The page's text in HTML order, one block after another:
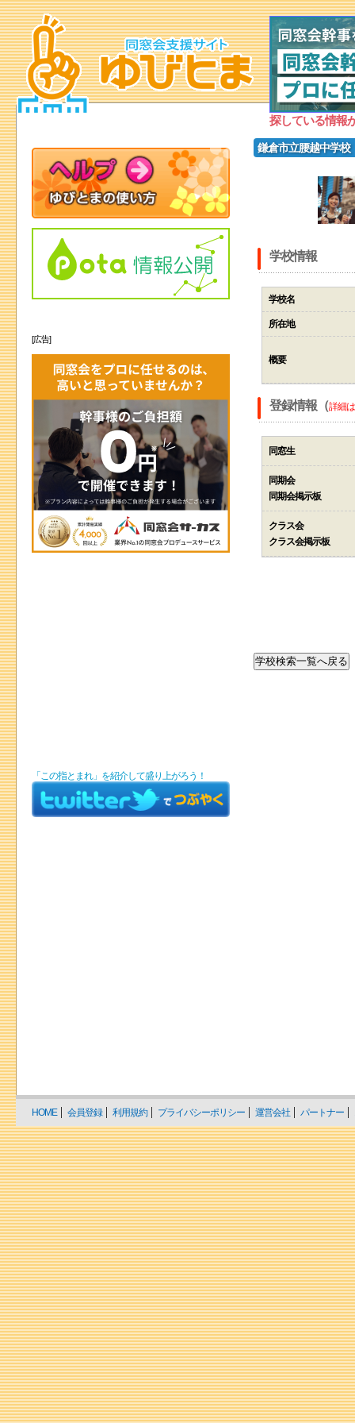
探している情報
鎌倉市立腰越中学校
学校情報
学校名
所在地
概要
登録情報（詳細
同窓生
同期会
同期会掲示板
クラス会
クラス会掲示板
[広告]
「この指とまれ」を紹介して盛り上がろう！
HOME 会員登録 利用規約 プライバシーポリシー 運営会社 パートナー